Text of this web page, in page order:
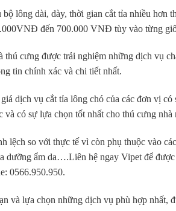
lông dài, dày, thời gian cắt tỉa nhiều hơn
đến 700.000 VNĐ tùy vào từng
cưng được trải nghiệm những dịch vụ
tin chính xác và chi tiết nhất.
dịch vụ cắt tỉa lông chó của các đơn vị
và có sự lựa chọn tốt nhất cho thú cưng nhà
lệch so với thực tế vì còn phụ thuộc vào
dưỡng ẩm da….Liên hệ ngay Vipet để
0566.950.950.
và lựa chọn những dịch vụ phù hợp nhất,